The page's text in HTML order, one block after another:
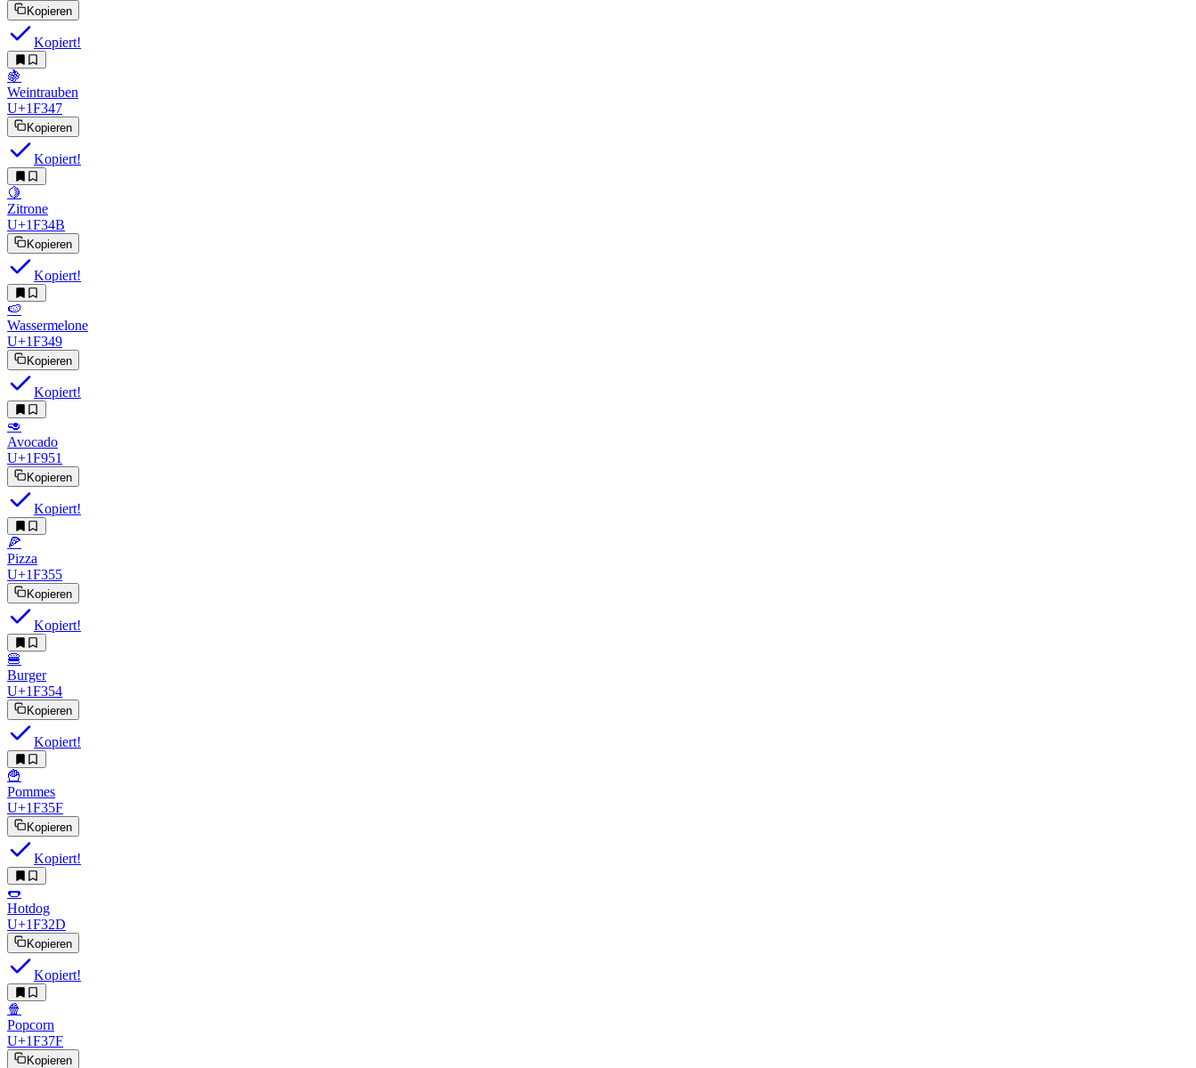
Kopieren
Kopiert!
🍇
Weintrauben
U+1F347
Kopieren
Kopiert!
🍋
Zitrone
U+1F34B
Kopieren
Kopiert!
🍉
Wassermelone
U+1F349
Kopieren
Kopiert!
🥑
Avocado
U+1F951
Kopieren
Kopiert!
🍕
Pizza
U+1F355
Kopieren
Kopiert!
🍔
Burger
U+1F354
Kopieren
Kopiert!
🍟
Pommes
U+1F35F
Kopieren
Kopiert!
🌭
Hotdog
U+1F32D
Kopieren
Kopiert!
🍿
Popcorn
U+1F37F
Kopieren